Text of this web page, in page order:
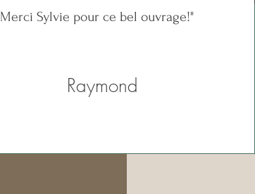
Merci Sylvie pour ce bel ouvrage!"
Raymond